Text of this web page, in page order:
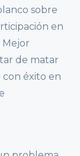
sobre
en
Mejor
de matar
éxito en